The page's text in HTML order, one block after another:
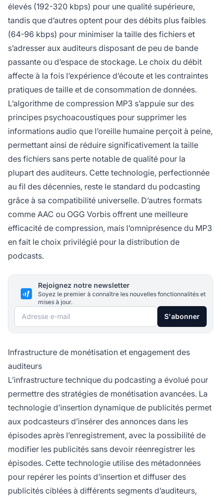
élevés (192-320 kbps) pour une qualité supérieure,
tandis que d’autres optent pour des débits plus faibles
(64-96 kbps) pour minimiser la taille des fichiers et
s’adresser aux auditeurs disposant de peu de bande
passante ou d’espace de stockage. Le choix du débit
affecte à la fois l’expérience d’écoute et les contraintes
pratiques de taille et de consommation de données.
L’algorithme de compression MP3 s’appuie sur des
principes psychoacoustiques pour supprimer les
informations audio que l’oreille humaine perçoit à peine,
permettant ainsi de réduire significativement la taille
des fichiers sans perte notable de qualité pour la
plupart des auditeurs. Cette technologie, perfectionnée
au fil des décennies, reste le standard du podcasting
grâce à sa compatibilité universelle. D’autres formats
comme AAC ou OGG Vorbis offrent une meilleure
efficacité de compression, mais l’omniprésence du MP3
en fait le choix privilégié pour la distribution de
podcasts.
Rejoignez notre newsletter
Soyez le premier à connaître les nouvelles fonctionnalités et
mises à jour.
Adresse e-mail S'abonner
Infrastructure de monétisation et engagement des
auditeurs
L’infrastructure technique du podcasting a évolué pour
permettre des stratégies de monétisation avancées. La
technologie d’insertion dynamique de publicités permet
aux podcasteurs d’insérer des annonces dans les
épisodes après l’enregistrement, avec la possibilité de
modifier les publicités sans devoir réenregistrer les
épisodes. Cette technologie utilise des métadonnées
pour repérer les points d’insertion et diffuser des
publicités ciblées à différents segments d’auditeurs,